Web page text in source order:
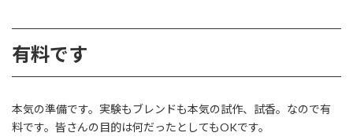
有料です
本気の準備です。実験もブレンドも本気の試作、試香。なので有
料です。皆さんの目的は何だったとしてもOKです。